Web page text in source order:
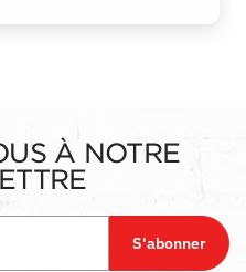
À NOTRE
S'abonner